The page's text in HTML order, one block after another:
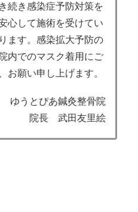
続き感染症予防対策を
心して施術を受けてい
ます。感染拡大予防の
内でのマスク着用にご
お願い申し上げます。
ゆうとぴあ鍼灸整骨院
院長 武田友里絵